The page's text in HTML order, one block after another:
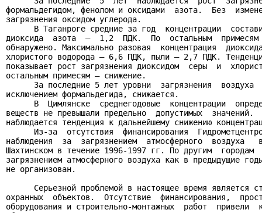
формальдегидом, фенолом и оксидами  азота.  Без
загрязнения оксидом углерода.
В Таганроге средние за год  концентрации
диоксида  азота  –  1,2  ПДК.  По  остальным
обнаружено. Максимально разовая  концентрация
хлористого водорода – 6,6 ПДК, пыли – 2,7 ПДК.
показывает рост загрязнения диоксидом  серы  и
остальным примесям – снижение.
За последние 5 лет уровни  загрязнения  воздуха
исключением формальдегида, снижается.
В  Цимлянске  среднегодовые  концентрации
веществ не превышали предельно  допустимых
наблюдается тенденция к дальнейшему снижению
Из-за  отсутствия  финансирования
наблюдения  за  загрязнением  атмосферного  воздуха
Шахтинском в течение 1996-1997 гг. По другим  городам
загрязнением атмосферного воздуха как в предыдущие
не организован.
Серьезной проблемой в настоящее время является
охранных  объектов.  Отсутствие  финансирования,
оборудования и строительно-монтажных  работ  привели